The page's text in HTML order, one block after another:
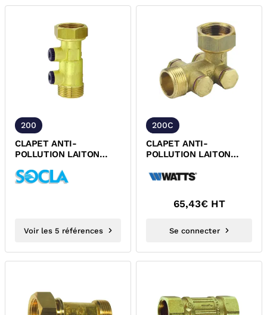
200
CLAPET ANTI-
POLLUTION LAITON
ACS SOCLA
Voir les 5 références
200C
CLAPET ANTI-
POLLUTION LAITON
TOURNANT NF ACS
65,43€ HT
Se connecter